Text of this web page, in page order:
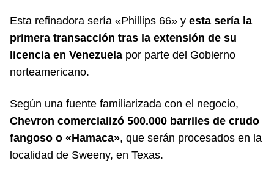
Esta refinadora sería «Phillips 66» y esta sería la
primera transacción tras la extensión de su
licencia en Venezuela por parte del Gobierno
norteamericano.
Según una fuente familiarizada con el negocio,
Chevron comercializó 500.000 barriles de crudo
fangoso o «Hamaca», que serán procesados en la
localidad de Sweeny, en Texas.